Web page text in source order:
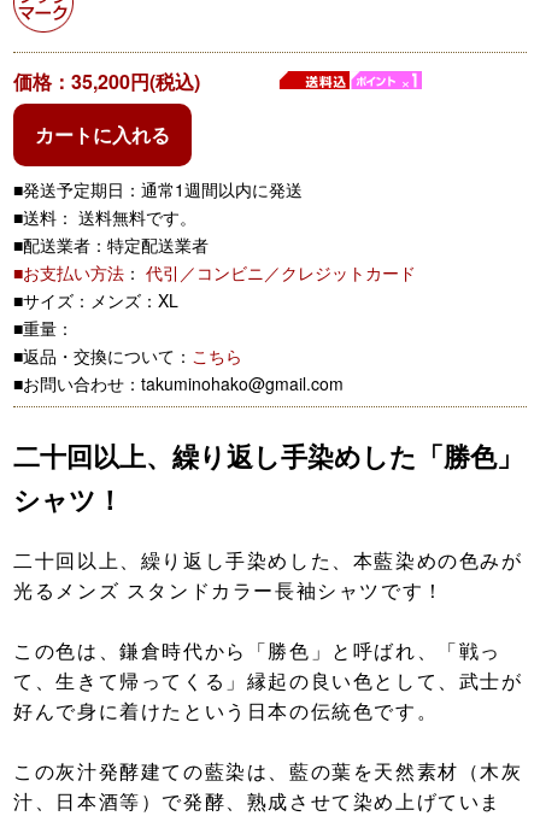
価格：35,200円(税込)
カートに入れる
■発送予定期日：通常1週間以内に発送
■送料： 送料無料です。
■配送業者：特定配送業者
■お支払い方法 ：代引／コンビニ／クレジットカード
■サイズ：メンズ：XL
■重量：
■返品・交換について： こちら
■お問い合わせ：takuminohako@gmail.com
二十回以上、繰り返し手染めした「勝色」
シャツ！
二十回以上、繰り返し手染めした、本藍染めの色みが
光るメンズ スタンドカラー長袖シャツです！
この色は、鎌倉時代から「勝色」と呼ばれ、「戦っ
て、生きて帰ってくる」縁起の良い色として、武士が
好んで身に着けたという日本の伝統色です。
この灰汁発酵建ての藍染は、藍の葉を天然素材（木灰
汁、日本酒等）で発酵、熟成させて染め上げていま